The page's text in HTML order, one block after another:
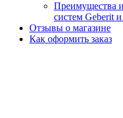
Преимущества
систем Geberit
Отзывы о магазине
Как оформить заказ